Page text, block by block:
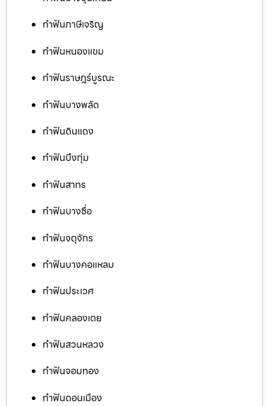
ทำฟันภาษีเจริญ
ทำฟันหนองแขม
ทำฟันราษฎร์บูรณะ
ทำฟันบางพลัด
ทำฟันดินแดง
ทำฟันบึงกุ่ม
ทำฟันสาทร
ทำฟันบางซื่อ
ทำฟันจตุจักร
ทำฟันบางคอแหลม
ทำฟันประเวศ
ทำฟันคลองเตย
ทำฟันสวนหลวง
ทำฟันจอมทอง
ทำฟันดอนเมือง